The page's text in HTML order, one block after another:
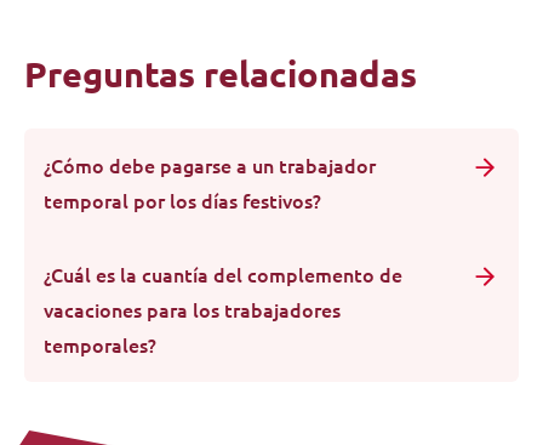
Preguntas relacionadas
¿Cómo debe pagarse a un trabajador
temporal por los días festivos?
¿Cuál es la cuantía del complemento de
vacaciones para los trabajadores
temporales?